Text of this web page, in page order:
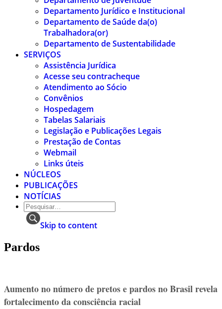
Departamento Jurídico e Institucional
Departamento de Saúde da(o)
Trabalhadora(or)
Departamento de Sustentabilidade
SERVIÇOS
Assistência Jurídica
Acesse seu contracheque
Atendimento ao Sócio
Convênios
Hospedagem
Tabelas Salariais
Legislação e Publicações Legais
Prestação de Contas
Webmail
Links úteis
NÚCLEOS
PUBLICAÇÕES
NOTÍCIAS
Skip to content
Pardos
Aumento no número de pretos e pardos no Brasil revela
fortalecimento da consciência racial